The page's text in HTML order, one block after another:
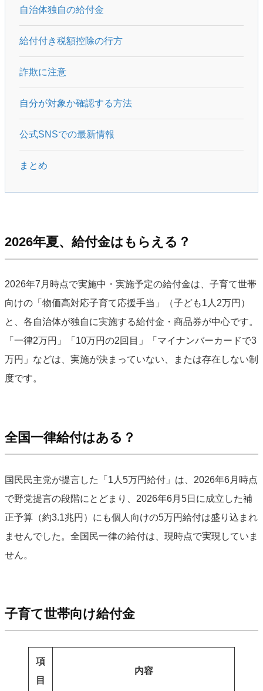
自治体独自の給付金
給付付き税額控除の行方
詐欺に注意
自分が対象か確認する方法
公式SNSでの最新情報
まとめ
2026年夏、給付金はもらえる？
2026年7月時点で実施中・実施予定の給付金は、子育て世帯
向けの「物価高対応子育て応援手当」（子ども1人2万円）
と、各自治体が独自に実施する給付金・商品券が中心です。
「一律2万円」「10万円の2回目」「マイナンバーカードで3
万円」などは、実施が決まっていない、または存在しない制
度です。
全国一律給付はある？
国民民主党が提言した「1人5万円給付」は、2026年6月時点
で野党提言の段階にとどまり、2026年6月5日に成立した補
正予算（約3.1兆円）にも個人向けの5万円給付は盛り込まれ
ませんでした。全国民一律の給付は、現時点で実現していま
せん。
子育て世帯向け給付金
項
目
内容